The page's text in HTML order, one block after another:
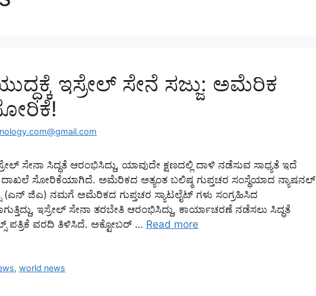
ಇಸ್ರೇಲ್ ಸೇನೆ ಸಜ್ಜು: ಅಮೆರಿಕ
ಸೇನಾ ಸಿದ್ಧತೆ ಆರಂಭಿಸಿದ್ದು, ಯಾವುದೇ ಕ್ಷಣದಲ್ಲಿ ದಾಳಿ ನಡೆಸುವ ಸಾಧ್ಯತೆ ಇದೆ
ಸೋರಿಕೆಯಾಗಿದೆ. ಅಮೆರಿಕದ ಅತ್ಯಂತ ಬಲಿಷ್ಠ ಗುಪ್ತಚರ ಸಂಸ್ಥೆಯಾದ ನ್ಯಾಷನಲ್
ಜಿಎ) ನಮಗೆ ಅಮೆರಿಕದ ಗುಪ್ತಚರ ಸ್ಯಾಟಲೈಟ್ ಗಳು ಸಂಗ್ರಹಿಸಿದ
ಇಸ್ರೇಲ್ ಸೇನಾ ತರಬೇತಿ ಆರಂಭಿಸಿದ್ದು, ಕಾರ್ಯಾಚರಣೆ ನಡೆಸಲು ಸಿದ್ಧತೆ
ಪತ್ರಿಕೆ ವರದಿ ತಿಳಿಸಿದೆ. ಅಕ್ಟೋಬರ್ … Read more
,world news